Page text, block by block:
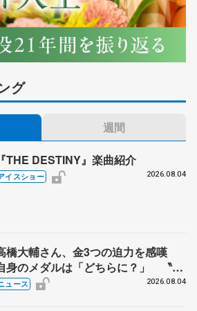
グ
週間
『THE DESTINY』楽曲紹介
イスショー 2026.08.04
橋大輔さん、金3つの迫力を感嘆
身のメダルは「どちらに？」 〝リ
兄弟〟オリンピック3連覇の野村忠
ュース 2026.08.04